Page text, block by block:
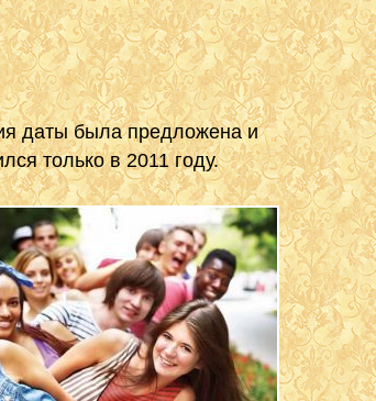
даты была предложена и
только в 2011 году.